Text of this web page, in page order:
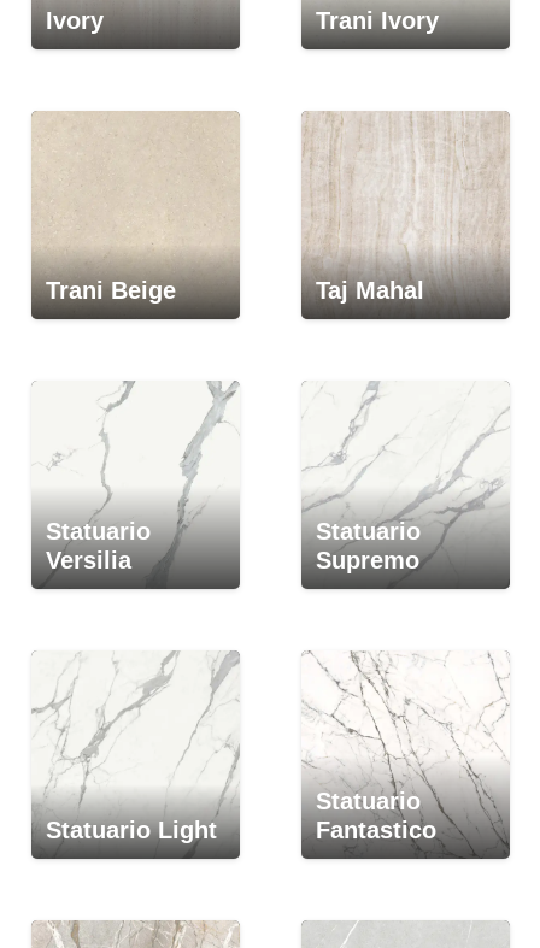
Ivory
Trani Ivory
Trani Beige Taj Mahal
Statuario
Versilia
Statuario
Supremo
Statuario Light
Statuario
Fantastico